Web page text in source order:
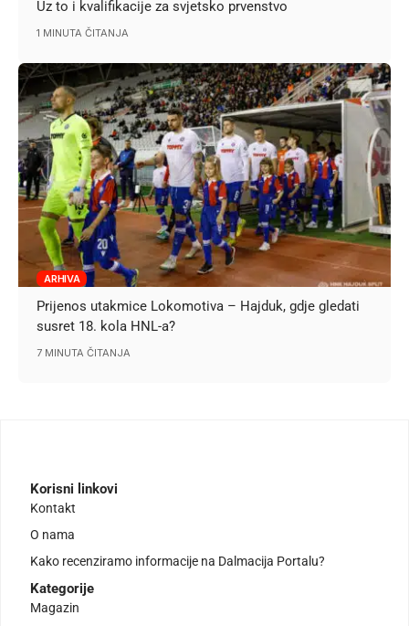
Uz to i kvalifikacije za svjetsko prvenstvo
1 MINUTA ČITANJA
ARHIVA
Prijenos utakmice Lokomotiva – Hajduk, gdje gledati
susret 18. kola HNL-a?
7 MINUTA ČITANJA
Korisni linkovi
Kontakt
O nama
Kako recenziramo informacije na Dalmacija Portalu?
Kategorije
Magazin